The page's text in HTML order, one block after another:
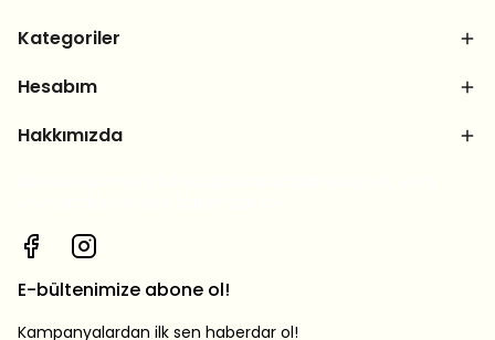
Kategoriler
Hesabım
Hakkımızda
E-bültenimize abone ol!
Kampanyalardan ilk sen haberdar ol!